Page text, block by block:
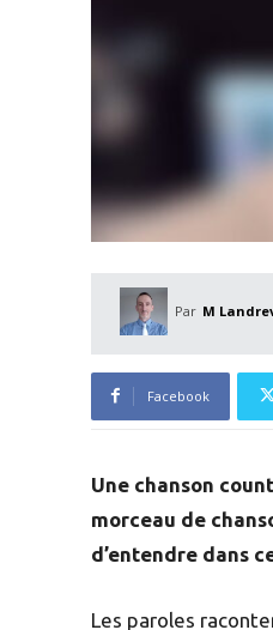
Par M
Facebook
Une chanson
morceau de
d’entendre dans
Les paroles